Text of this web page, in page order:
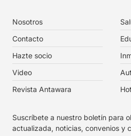
Nosotros
Contacto
Hazte socio
Video
Revista Antawara
Suscríbete a nuestro boletín para
actualizada, noticias, convenios y